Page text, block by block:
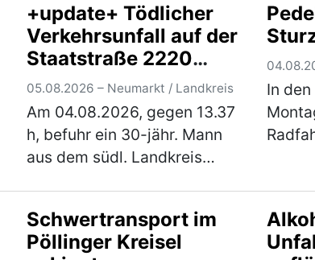
+update+ Tödlicher
Verkehrsunfall auf der
Staatstraße 2220
zwischen Lengenfeld
und
Trocknungsanlage
05.08.2026 – Neumarkt / Landkreis
Am 04.08.2026, gegen 13.37
h, befuhr ein 30-jähr. Mann
aus dem südl. Landkreis
Staatsstraße 2220, in
Fahrtrichtung Lengenfeld.
In
dem
Schwertransport im
Pöllinger Kreisel